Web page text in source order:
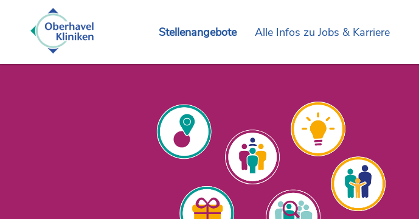
Stellenangebote Alle Infos zu Jobs & Karriere